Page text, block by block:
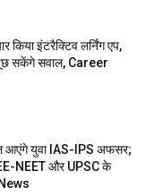
किया इंटरैक्टिव लर्निंग एप,
सकेंगे सवाल, Career
आएंगे युवा IAS-IPS अफसर;
NEET और UPSC के